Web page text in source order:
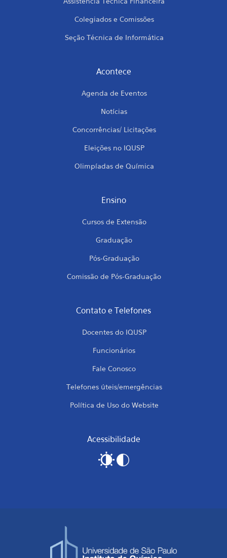
Colegiados e Comissões
Seção Técnica de Informática
Acontece
Agenda de Eventos
Notícias
Concorrências/ Licitações
Eleições no IQUSP
Olimpíadas de Química
Ensino
Cursos de Extensão
Graduação
Pós-Graduação
Comissão de Pós-Graduação
Contato e Telefones
Docentes do IQUSP
Funcionários
Fale Conosco
Telefones úteis/emergências
Política de Uso do Website
Acessibilidade